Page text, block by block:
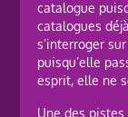
catalogue
catalogues
s’interroger
puisqu’elle
esprit, elle ne
Une des